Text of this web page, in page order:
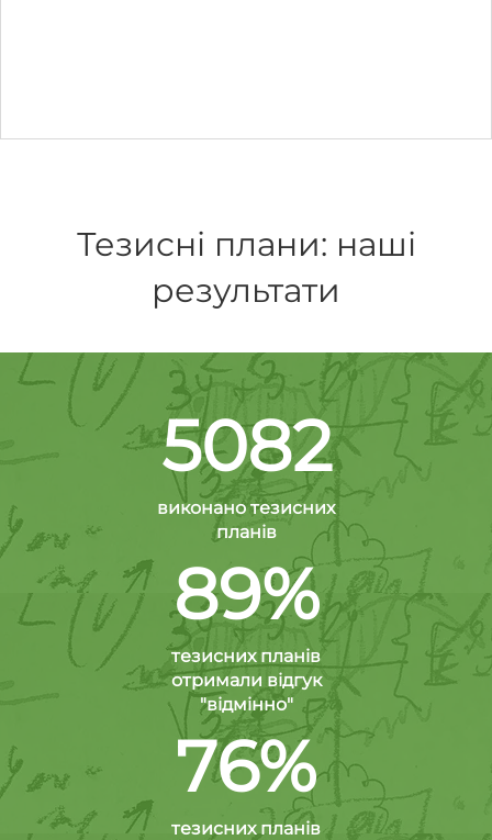
Тезисні плани: наші
результати
5082
виконано тезисних
планів
89%
тезисних планів
отримали відгук
"відмінно"
76%
тезисних планів